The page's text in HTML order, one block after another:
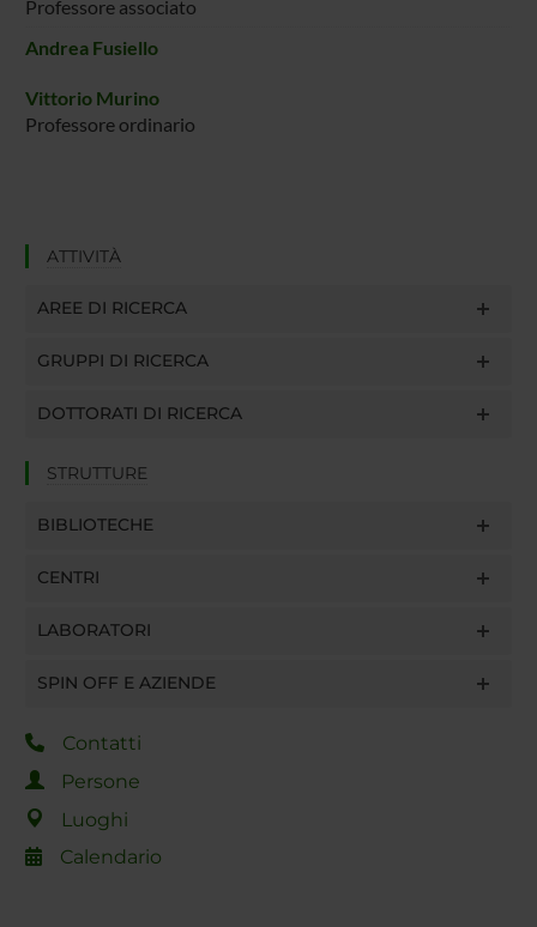
Professore associato
Andrea Fusiello
Vittorio Murino
Professore ordinario
ATTIVITÀ
AREE DI RICERCA
GRUPPI DI RICERCA
DOTTORATI DI RICERCA
STRUTTURE
BIBLIOTECHE
CENTRI
LABORATORI
SPIN OFF E AZIENDE
Contatti
Persone
Luoghi
Calendario